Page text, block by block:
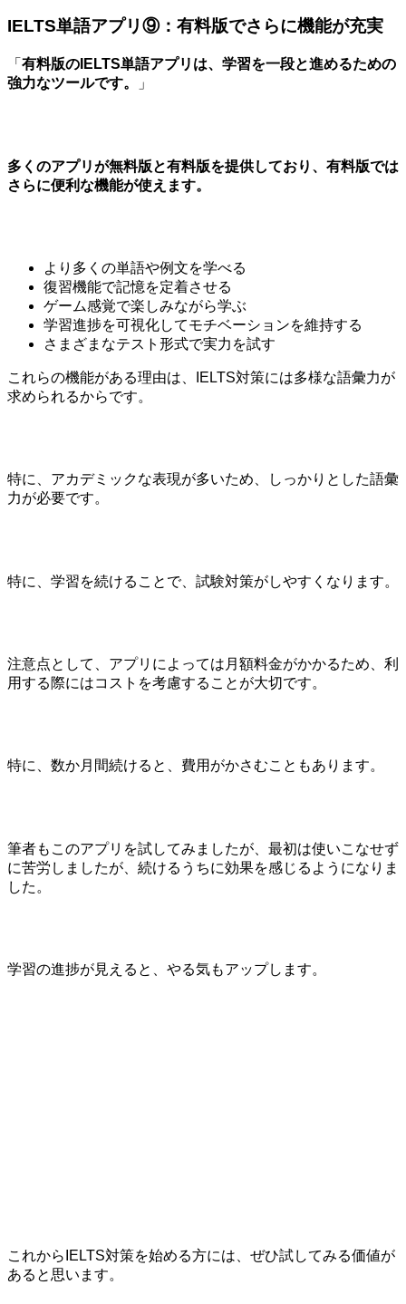
IELTS単語アプリ⑨：有料版でさらに機能が充実
「 有料版のIELTS単語アプリは、学習を一段と進めるための
強力なツールです。
」
多くのアプリが無料版と有料版を提供しており、有料版では
さらに便利な機能が使えます。
より多くの単語や例文を学べる
復習機能で記憶を定着させる
ゲーム感覚で楽しみながら学ぶ
学習進捗を可視化してモチベーションを維持する
さまざまなテスト形式で実力を試す
これらの機能がある理由は、IELTS対策には多様な語彙力が
求められるからです。
特に、アカデミックな表現が多いため、しっかりとした語彙
力が必要です。
特に、学習を続けることで、試験対策がしやすくなります。
注意点として、アプリによっては月額料金がかかるため、利
用する際にはコストを考慮することが大切です。
特に、数か月間続けると、費用がかさむこともあります。
筆者もこのアプリを試してみましたが、最初は使いこなせず
に苦労しましたが、続けるうちに効果を感じるようになりま
した。
学習の進捗が見えると、やる気もアップします。
これからIELTS対策を始める方には、ぜひ試してみる価値が
あると思います。